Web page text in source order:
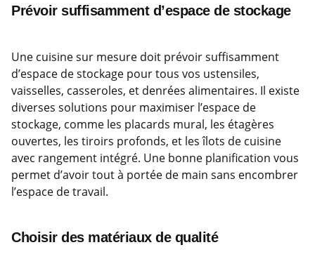
Prévoir suffisamment d’espace de stockage
Une cuisine sur mesure doit prévoir suffisamment
d’espace de stockage pour tous vos ustensiles,
vaisselles, casseroles, et denrées alimentaires. Il existe
diverses solutions pour maximiser l’espace de
stockage, comme les placards mural, les étagères
ouvertes, les tiroirs profonds, et les îlots de cuisine
avec rangement intégré. Une bonne planification vous
permet d’avoir tout à portée de main sans encombrer
l’espace de travail.
Choisir des matériaux de qualité